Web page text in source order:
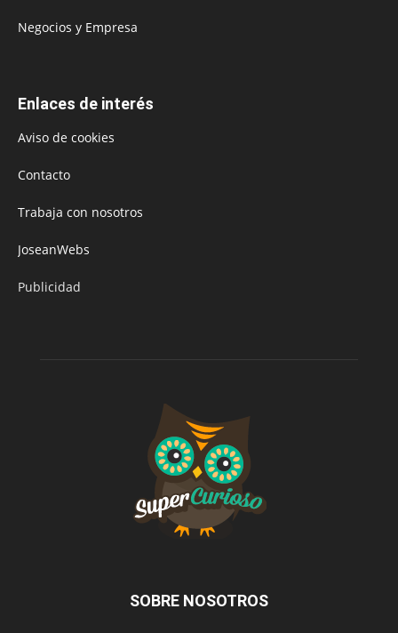
Negocios y Empresa
Enlaces de interés
Aviso de cookies
Contacto
Trabaja con nosotros
JoseanWebs
Publicidad
SOBRE NOSOTROS